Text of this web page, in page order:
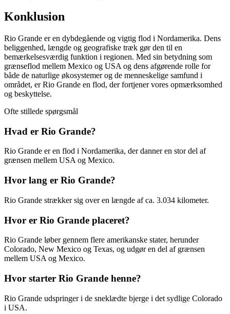
Konklusion
Rio Grande er en dybdegående og vigtig flod i Nordamerika. Dens
beliggenhed, længde og geografiske træk gør den til en
bemærkelsesværdig funktion i regionen. Med sin betydning som
grænseflod mellem Mexico og USA og dens afgørende rolle for
både de naturlige økosystemer og de menneskelige samfund i
området, er Rio Grande en flod, der fortjener vores opmærksomhed
og beskyttelse.
Ofte stillede spørgsmål
Hvad er Rio Grande?
Rio Grande er en flod i Nordamerika, der danner en stor del af
grænsen mellem USA og Mexico.
Hvor lang er Rio Grande?
Rio Grande strækker sig over en længde af ca. 3.034 kilometer.
Hvor er Rio Grande placeret?
Rio Grande løber gennem flere amerikanske stater, herunder
Colorado, New Mexico og Texas, og udgør en del af grænsen
mellem USA og Mexico.
Hvor starter Rio Grande henne?
Rio Grande udspringer i de sneklædte bjerge i det sydlige Colorado
i USA.